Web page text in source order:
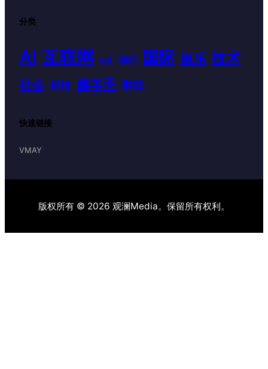
分类
AI 互联网 体育 国内 国际 娱乐 技术
社会 科技 薅羊毛 财经
快速链接
VMAY
版权所有 © 2026 观澜Media。保留所有权利。